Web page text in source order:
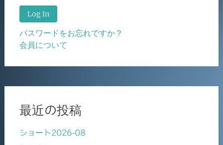
パスワードをお忘れですか？
会員について
最近の投稿
ショート2026-08